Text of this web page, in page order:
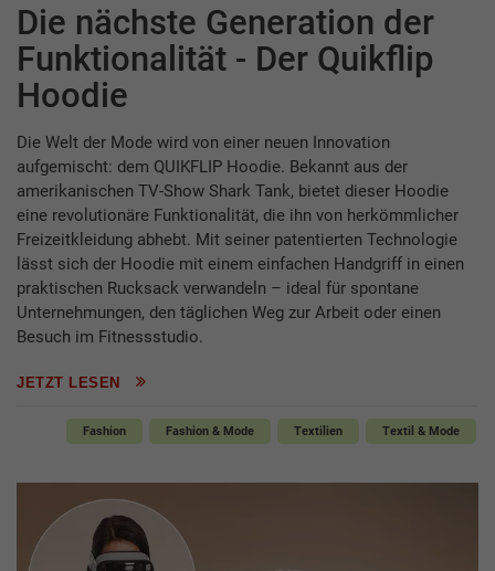
Die nächste Generation der
Funktionalität - Der Quikflip
Hoodie
Die Welt der Mode wird von einer neuen Innovation
aufgemischt: dem QUIKFLIP Hoodie. Bekannt aus der
amerikanischen TV-Show Shark Tank, bietet dieser Hoodie
eine revolutionäre Funktionalität, die ihn von herkömmlicher
Freizeitkleidung abhebt. Mit seiner patentierten Technologie
lässt sich der Hoodie mit einem einfachen Handgriff in einen
praktischen Rucksack verwandeln – ideal für spontane
Unternehmungen, den täglichen Weg zur Arbeit oder einen
Besuch im Fitnessstudio.
JETZT LESEN
Fashion Fashion & Mode Textilien Textil & Mode